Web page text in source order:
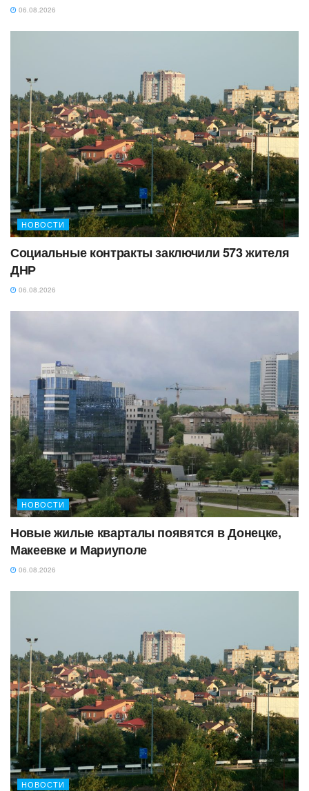
06.08.2026
НОВОСТИ
Социальные контракты заключили 573 жителя
ДНР
06.08.2026
НОВОСТИ
Новые жилые кварталы появятся в Донецке,
Макеевке и Мариуполе
06.08.2026
НОВОСТИ